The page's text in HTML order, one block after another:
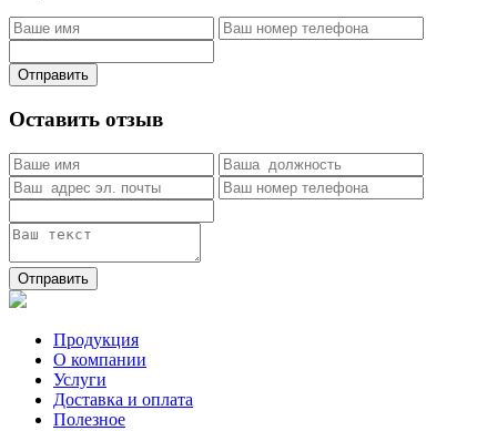
Отправить
Оставить отзыв
Отправить
Продукция
О компании
Услуги
Доставка и оплата
Полезное